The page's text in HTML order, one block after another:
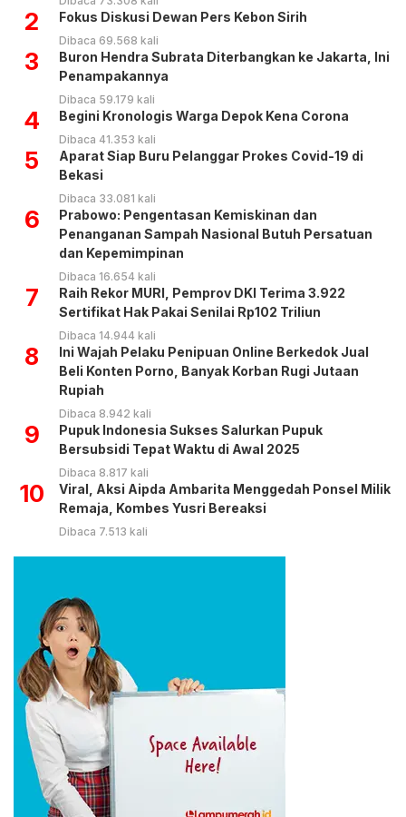
2 Fokus Diskusi Dewan Pers Kebon Sirih
Dibaca 69.568 kali
3
Buron Hendra Subrata Diterbangkan ke Jakarta, Ini
Penampakannya
Dibaca 59.179 kali
4 Begini Kronologis Warga Depok Kena Corona
Dibaca 41.353 kali
5
Aparat Siap Buru Pelanggar Prokes Covid-19 di
Bekasi
Dibaca 33.081 kali
6
Prabowo: Pengentasan Kemiskinan dan
Penanganan Sampah Nasional Butuh Persatuan
dan Kepemimpinan
Dibaca 16.654 kali
7
Raih Rekor MURI, Pemprov DKI Terima 3.922
Sertifikat Hak Pakai Senilai Rp102 Triliun
Dibaca 14.944 kali
8
Ini Wajah Pelaku Penipuan Online Berkedok Jual
Beli Konten Porno, Banyak Korban Rugi Jutaan
Rupiah
Dibaca 8.942 kali
9
Pupuk Indonesia Sukses Salurkan Pupuk
Bersubsidi Tepat Waktu di Awal 2025
Dibaca 8.817 kali
10
Viral, Aksi Aipda Ambarita Menggedah Ponsel Milik
Remaja, Kombes Yusri Bereaksi
Dibaca 7.513 kali